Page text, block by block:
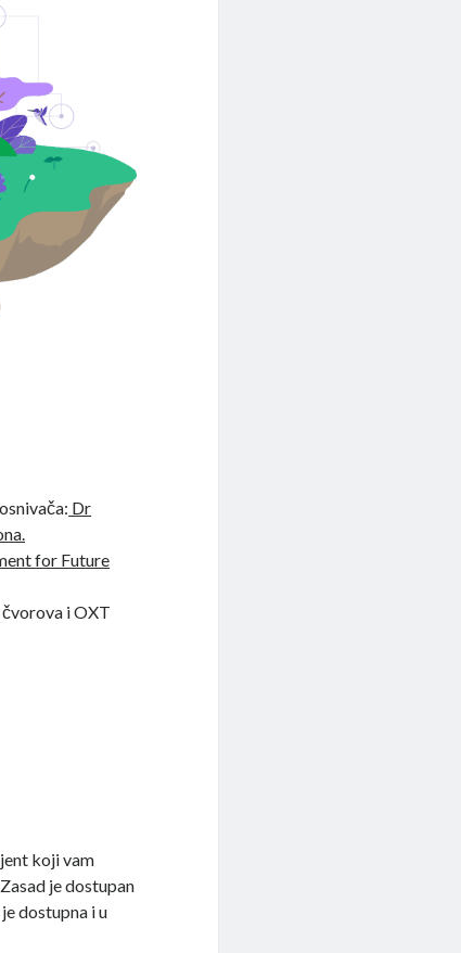
Dr
for Future
i OXT
koji vam
je dostupan
dostupna i u